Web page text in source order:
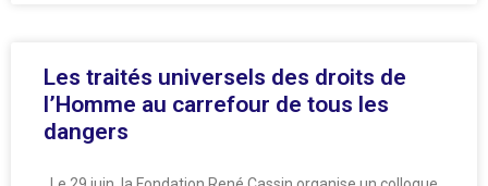
Les traités universels des droits de
l’Homme au carrefour de tous les
dangers